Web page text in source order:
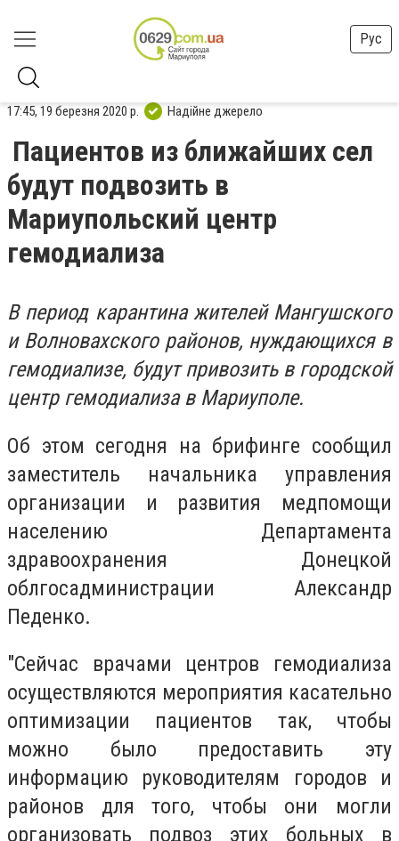
Рус
17:45, 19 березня 2020 р. Надійне джерело
Пациентов из ближайших сел
будут подвозить в
Мариупольский центр
гемодиализа
В период карантина жителей Мангушского
и Волновахского районов, нуждающихся в
гемодиализе, будут привозить в городской
центр гемодиализа в Мариуполе.
Об этом сегодня на брифинге сообщил
заместитель начальника управления
организации и развития медпомощи
населению Департамента
здравоохранения Донецкой
облгосадминистрации Александр
Педенко.
"Сейчас врачами центров гемодиализа
осуществляются мероприятия касательно
оптимизации пациентов так, чтобы
можно было предоставить эту
информацию руководителям городов и
районов для того, чтобы они могли
организовать подвоз этих больных в